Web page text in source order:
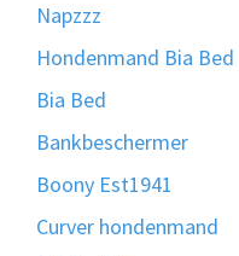
Napzzz
Hondenmand Bia Bed
Bia Bed
Bankbeschermer
Boony Est1941
Curver hondenmand